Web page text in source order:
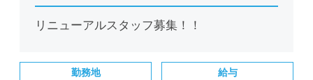
リニューアルスタッフ募集！！
勤務地 給与